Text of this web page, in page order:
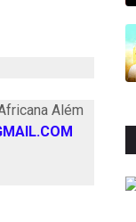
Além